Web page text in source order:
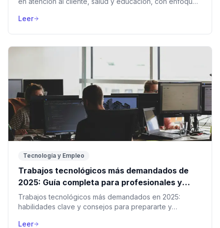
Leer
Tecnología y Empleo
Trabajos tecnológicos más demandados de
2025: Guía completa para profesionales y
aspirantes
Trabajos tecnológicos más demandados en 2025:
habilidades clave y consejos para prepararte y
Leer